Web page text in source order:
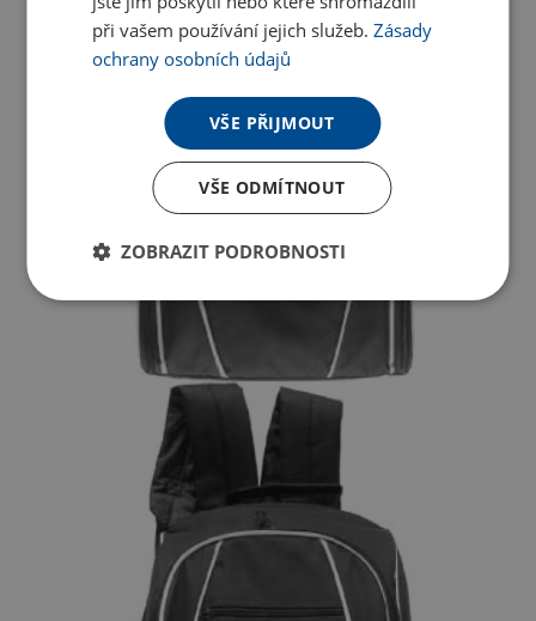
při vašem používání jejich služeb.Zásady
ochrany osobních údajů
VŠE PŘIJMOUT
VŠE ODMÍTNOUT
ZOBRAZIT PODROBNOSTI